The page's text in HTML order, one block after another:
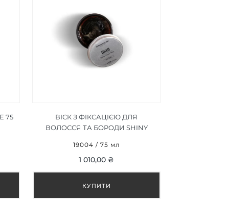
75
ВІСК З ФІКСАЦІЄЮ ДЛЯ
ВОЛОССЯ ТА БОРОДИ SHINY
19004 / 75 мл
1 010,00 ₴